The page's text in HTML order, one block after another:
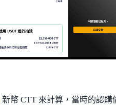
新幣 CTT 來計算，當時的認購